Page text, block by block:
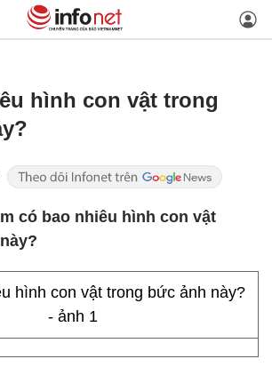
hình con vật trong
có bao nhiêu hình con vật